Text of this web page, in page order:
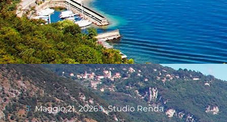
Maggio 21, 2026 Studio Renda